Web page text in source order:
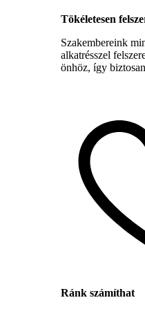
Tökéletesen
Szakembereink
alkatrésszel
önhöz, így
Ránk számíthat